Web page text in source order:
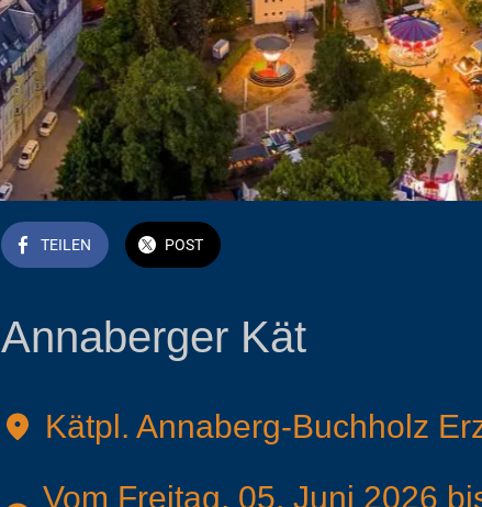
TEILEN POST
Annaberger Kät
Kätpl. Annaberg-Buchholz